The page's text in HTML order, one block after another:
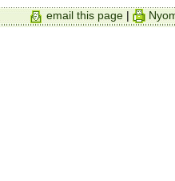
email this page |